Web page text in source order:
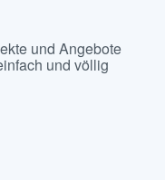
und Angebote
und völlig